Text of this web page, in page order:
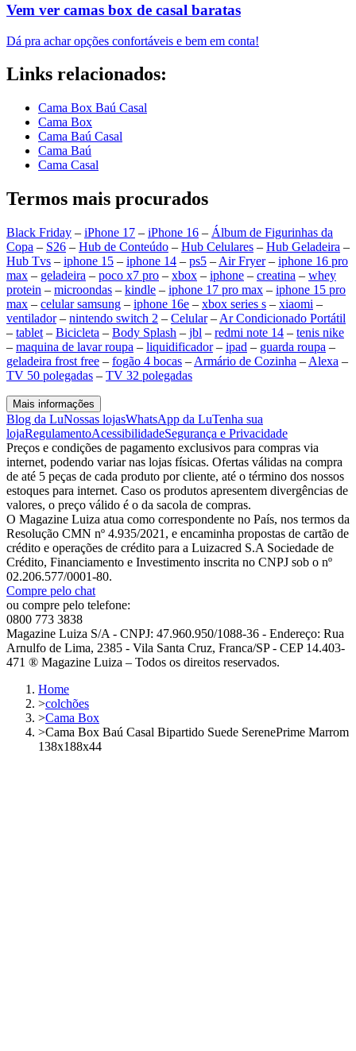
Vem ver camas box de casal baratas
Dá pra achar opções confortáveis e bem em conta!
Links relacionados:
Cama Box Baú Casal
Cama Box
Cama Baú Casal
Cama Baú
Cama Casal
Termos mais procurados
Black Friday – iPhone 17 – iPhone 16 – Álbum de Figurinhas da
Copa – S26 – Hub de Conteúdo – Hub Celulares – Hub Geladeira –
Hub Tvs – iphone 15 – iphone 14 – ps5 – Air Fryer– iphone 16 pro
max – geladeira – poco x7 pro – xbox – iphone – creatina – whey
protein – microondas – kindle – iphone 17 pro max – iphone 15 pro
max – celular samsung – iphone 16e – xbox series s – xiaomi –
ventilador– nintendo switch 2 – Celular– Ar Condicionado Portátil
– tablet – Bicicleta – Body Splash – jbl – redmi note 14 – tenis nike
– maquina de lavar roupa – liquidificador– ipad – guarda roupa –
geladeira frost free – fogão 4 bocas – Armário de Cozinha – Alexa –
TV 50 polegadas – TV 32 polegadas
Mais informações
Blog da LuNossas lojasWhatsApp da LuTenha sua
lojaRegulamentoAcessibilidadeSegurança e Privacidade
Preços e condições de pagamento exclusivos para compras via
internet, podendo variar nas lojas físicas. Ofertas válidas na compra
de até 5 peças de cada produto por cliente, até o término dos nossos
estoques para internet. Caso os produtos apresentem divergências de
valores, o preço válido é o da sacola de compras.
O Magazine Luiza atua como correspondente no País, nos termos da
Resolução CMN nº 4.935/2021, e encaminha propostas de cartão de
crédito e operações de crédito para a Luizacred S.A Sociedade de
Crédito, Financiamento e Investimento inscrita no CNPJ sob o nº
02.206.577/0001-80.
Compre pelo chat
ou compre pelo telefone:
0800 773 3838
Magazine Luiza S/A - CNPJ: 47.960.950/1088-36 - Endereço: Rua
Arnulfo de Lima, 2385 - Vila Santa Cruz, Franca/SP - CEP 14.403-
471 ® Magazine Luiza – Todos os direitos reservados.
Home
>colchões
>Cama Box
>Cama Box Baú Casal Bipartido Suede SerenePrime Marrom
138x188x44